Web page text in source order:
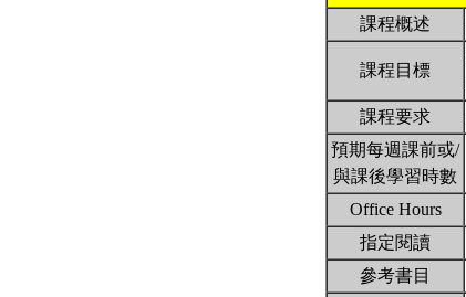
課程概述
課程目標
課程要求
預期每週課前或/
與課後學習時數
Office Hours
指定閱讀
參考書目